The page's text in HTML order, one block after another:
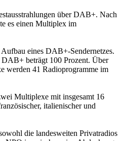
über DAB+. Nach
es einen Multiplex im
eines DAB+-Sendernetzes.
beträgt 100 Prozent. Über
werden 41 Radioprogramme im
Multiplexe mit insgesamt 16
italienischer und
die landesweiten Privatradios